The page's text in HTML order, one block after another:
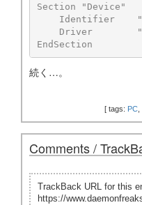
Section "Device"
Identifier
Driver
EndSection
続く…。
[ tags: PC
Comments /
TrackBack URL for this
https://